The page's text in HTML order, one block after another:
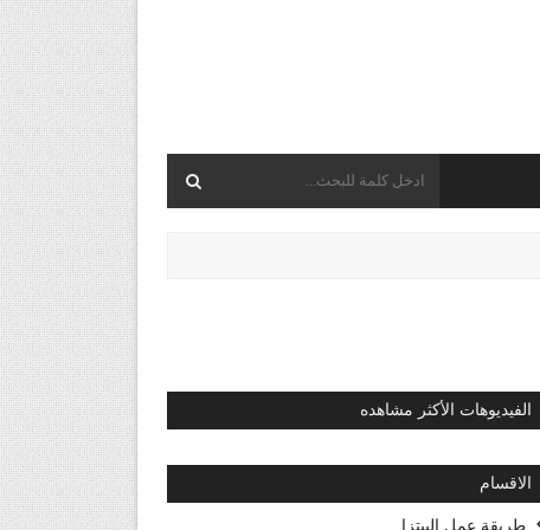
الفيديوهات الأكثر مشاهده
الاقسام
طريقة عمل البيتزا